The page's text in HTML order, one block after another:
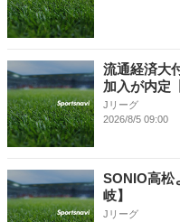
流通経済大
加入が内定
Jリーグ
2026/8/5 09:00
SONIO高松
岐】
Jリーグ